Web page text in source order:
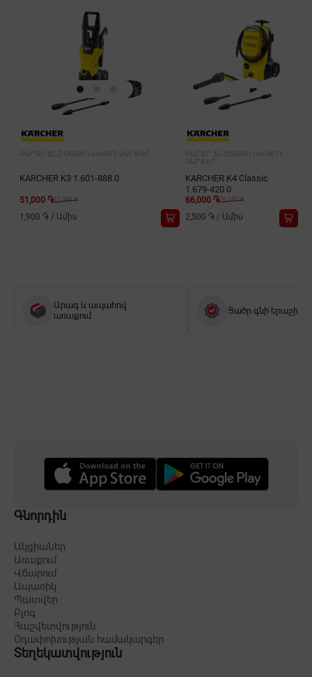
ԲԱՐՁՐ ՃՆՇՄԱՄԲ ԼՎԱՑՈՂ ՍԱՐՔԵՐ
KARCHER K3 1.601-888.0
51,000 ֏ 61,000 ֏
1,900 ֏ / Ամիս
ԲԱՐՁՐ ՃՆՇՄԱՄԲ ԼՎԱՑՈՂ
ՍԱՐՔԵՐ
KARCHER K4 Classic
1.679-420.0
66,000 ֏76,130 ֏
2,500 ֏ / Ամիս
Արագ և ապահով
առաքում
Ցածր գնի երաշխիք
Գնորդին
Ակցիաներ
Առաքում
Վճարում
Ապառիկ
Պատվեր
Բլոգ
Հաշվետվություն
Օդափոխության համակարգեր
Տեղեկատվություն